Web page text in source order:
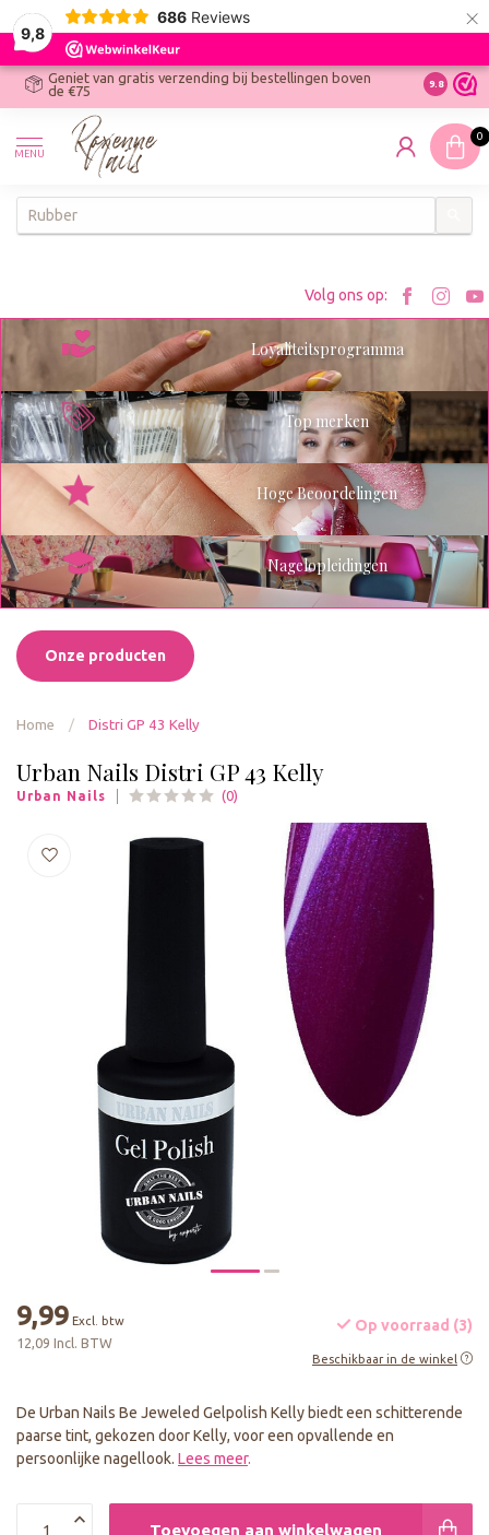
9,8
686 Reviews ×
Geniet van gratis verzending bij bestellingen boven
de €75
Ontdek
9.8
MENU
0
Volg ons op:
Bezoek
Loyaliteitsprogramma
Top merken
Hoge Beoordelingen
Nagelopleidingen
Onze producten
Home / Distri GP 43 Kelly
Urban Nails Distri GP 43 Kelly
Urban Nails (0)
9,99 Excl. btw
12,09 Incl. BTW
Op voorraad (3)
Beschikbaar in de winkel
De Urban Nails Be Jeweled Gelpolish Kelly biedt een schitterende
paarse tint, gekozen door Kelly, voor een opvallende en
persoonlijke nagellook. Lees meer.
Toevoegen aan winkelwagen